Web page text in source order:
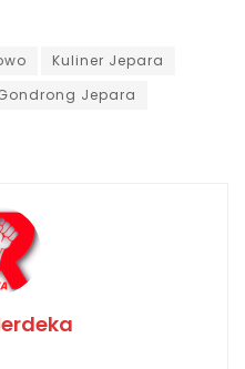
Kuliner Jepara
Jepara